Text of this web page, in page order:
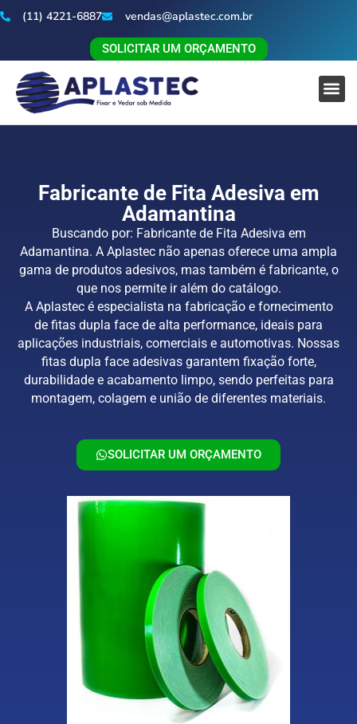
(11) 4221-6887 vendas@aplastec.com.br
SOLICITAR UM ORÇAMENTO
Fabricante de Fita Adesiva em
Adamantina
Buscando por: Fabricante de Fita Adesiva em
Adamantina. A Aplastec não apenas oferece uma ampla
gama de produtos adesivos, mas também é fabricante, o
que nos permite ir além do catálogo.
A Aplastec é especialista na fabricação e fornecimento
de fitas dupla face de alta performance, ideais para
aplicações industriais, comerciais e automotivas. Nossas
fitas dupla face adesivas garantem fixação forte,
durabilidade e acabamento limpo, sendo perfeitas para
montagem, colagem e união de diferentes materiais.
SOLICITAR UM ORÇAMENTO